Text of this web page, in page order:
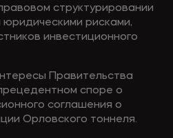
структурировании
юридическими рисками,
инвестиционного
Правительства
споре о
соглашения о
Орловского тоннеля.